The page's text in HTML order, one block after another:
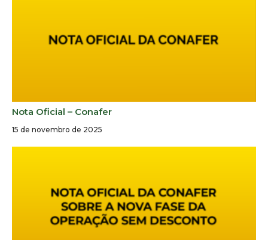
Nota Oficial – Conafer
15 de novembro de 2025